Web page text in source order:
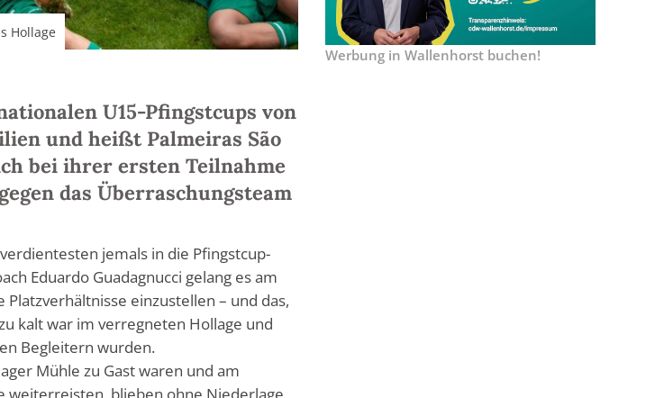
Hollage
U15-Pfingstcups von
und heißt Palmeiras São
bei ihrer ersten Teilnahme
das Überraschungsteam
jemals in die Pfingstcup-
Eduardo Guadagnucci gelang es am
einzustellen – und das,
kalt war im verregneten Hollage und
Begleitern wurden.
Mühle zu Gast waren und am
weiterreisten, blieben ohne Niederlage,
Werbung in Wallenhorst buchen!